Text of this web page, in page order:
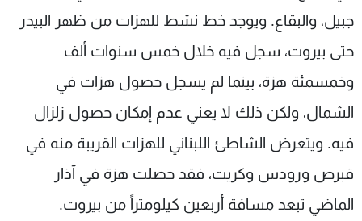
جبيل، والبقاع. ويوجد خط نشط للهزات من ظهر البيدر
حتى بيروت، سجل فيه خلال خمس سنوات ألف
وخمسمئة هزة، بينما لم يسجل حصول هزات في
الشمال، ولكن ذلك لا يعني عدم إمكان حصول زلزال
فيه. ويتعرض الشاطئ اللبناني للهزات القريبة منه في
قبرص ورودس وكريت، فقد حصلت هزة في آذار
الماضي تبعد مسافة أربعين كيلومتراً من بيروت.